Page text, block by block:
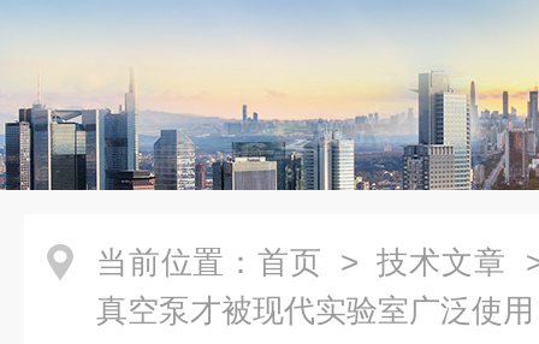
当前位置： 首页 > 技术文章
真空泵才被现代实验室广泛使用